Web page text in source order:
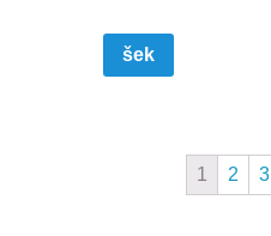
šek
1 2 3